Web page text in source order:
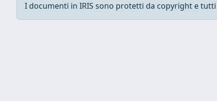
I documenti in IRIS sono protetti da copyright e